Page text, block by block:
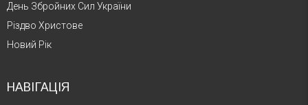
День Збройних Сил України
Різдво Христове
Новий Рік
НАВІГАЦІЯ